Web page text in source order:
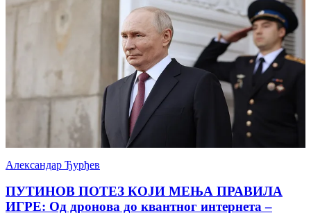
Александар Ђурђев
ПУТИНОВ ПОТЕЗ КОЈИ МЕЊА ПРАВИЛА
ИГРЕ: Од дронова до квантног интернета –